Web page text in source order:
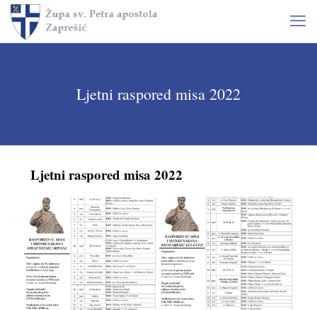
Ljetni raspored misa 2022
Ljetni raspored misa 2022